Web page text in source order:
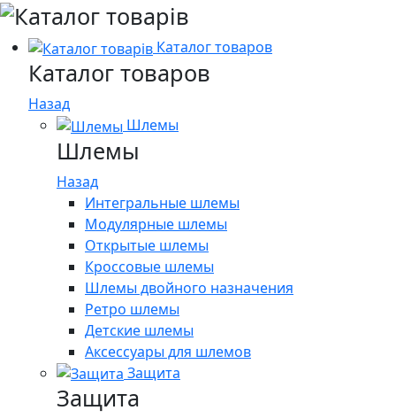
Каталог товаров
Каталог товаров
Назад
Шлемы
Шлемы
Назад
Интегральные шлемы
Модулярные шлемы
Открытые шлемы
Кроссовые шлемы
Шлемы двойного назначения
Ретро шлемы
Детские шлемы
Аксессуары для шлемов
Защита
Защита